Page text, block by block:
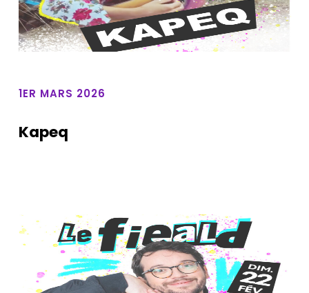
1ER MARS 2026
Kapeq